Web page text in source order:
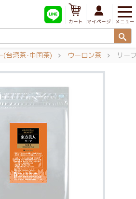
メニュー
マイページ
カート
(台湾茶･中国茶) ウーロン茶 リー